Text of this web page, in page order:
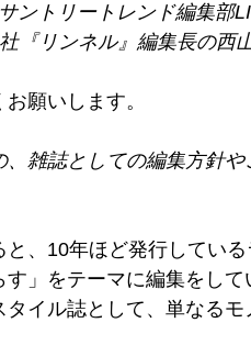
ントリートレンド編集部
『リンネル』編集長の西
お願いします。
雑誌としての編集方針や
、10年ほど発行してい
」をテーマに編集をして
イル誌として、単なる